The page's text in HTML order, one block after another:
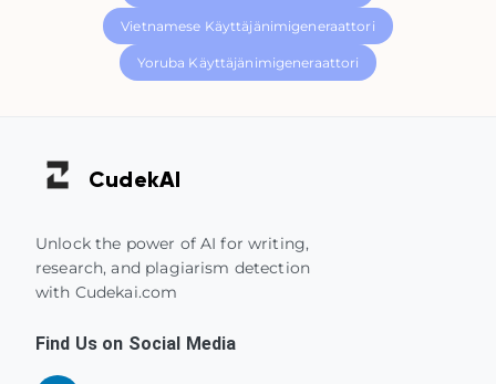
Vietnamese Käyttäjänimigeneraattori
Yoruba Käyttäjänimigeneraattori
CudekAI
Unlock the power of AI for writing,
research, and plagiarism detection
with Cudekai.com
Find Us on Social Media